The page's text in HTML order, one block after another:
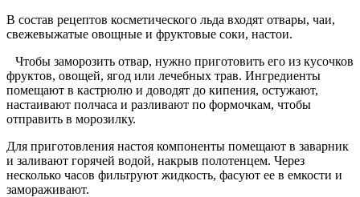
В состав рецептов косметического льда входят отвары, чаи,
свежевыжатые овощные и фруктовые соки, настои.
Чтобы заморозить отвар, нужно приготовить его из кусочков
фруктов, овощей, ягод или лечебных трав. Ингредиенты
помещают в кастрюлю и доводят до кипения, остужают,
настаивают полчаса и разливают по формочкам, чтобы
отправить в морозилку.
Для приготовления настоя компоненты помещают в заварник
и заливают горячей водой, накрыв полотенцем. Через
несколько часов фильтруют жидкость, фасуют ее в емкости и
замораживают.